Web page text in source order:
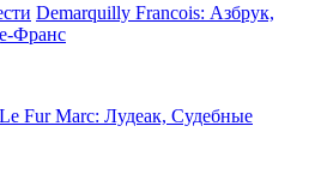
Demarquilly Francois: Азбрук,
Франс
Le Fur Marc: Лудеак, Судебные